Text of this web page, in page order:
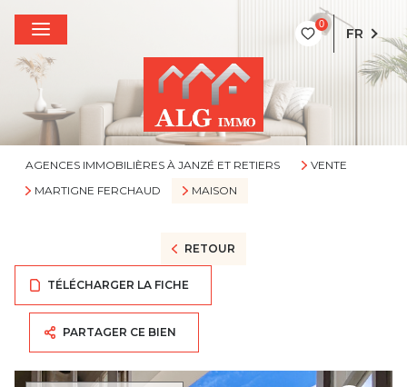
0
FR
AGENCES IMMOBILIÈRES À JANZÉ ET RETIERS
VENTE
MARTIGNE FERCHAUD
MAISON
RETOUR
TÉLÉCHARGER LA FICHE
PARTAGER CE BIEN